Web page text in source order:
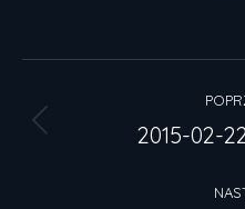
Nawigacja
wpisów2015-02-